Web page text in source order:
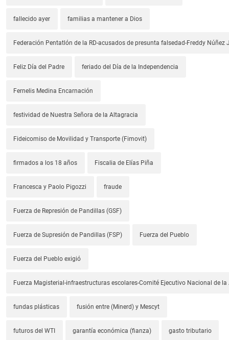
fallecido ayer familias a mantener a Dios
Federación Pentatlón de la RD-acusados de presunta falsedad-Freddy Núñez
Feliz Día del Padre feriado del Día de la Independencia
Fernelis Medina Encarnación
festividad de Nuestra Señora de la Altagracia
Fideicomiso de Movilidad y Transporte (Fimovit)
firmados a los 18 años Fiscalia de Elías Piña
Francesca y Paolo Pigozzi fraude
Fuerza de Represión de Pandillas (GSF)
Fuerza de Supresión de Pandillas (FSP) Fuerza del Pueblo
Fuerza del Pueblo exigió
Fuerza Magisterial-infraestructuras escolares-Comité Ejecutivo Nacional de la
fundas plásticas fusión entre (Minerd) y Mescyt
futuros del WTI garantía económica (fianza) gasto tributario